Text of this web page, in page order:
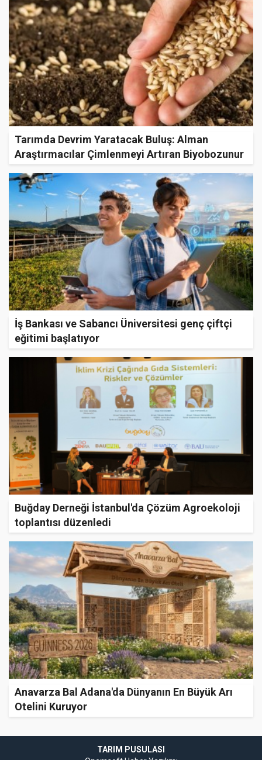
Tarımda Devrim Yaratacak Buluş: Alman
Araştırmacılar Çimlenmeyi Artıran Biyobozunur
İş Bankası ve Sabancı Üniversitesi genç çiftçi
eğitimi başlatıyor
Buğday Derneği İstanbul'da Çözüm Agroekoloji
toplantısı düzenledi
Anavarza Bal Adana'da Dünyanın En Büyük Arı
Otelini Kuruyor
TARIM PUSULASI